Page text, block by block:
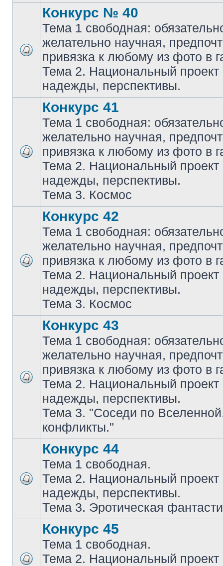
Конкурс № 40
Тема 1 свободная:
желательно научная,
привязка к любому из фото в
Тема 2. Национальный
надежды, перспективы.
Конкурс 41
Тема 1 свободная:
желательно научная,
привязка к любому из фото в
Тема 2. Национальный
надежды, перспективы.
Тема 3. Космос
Конкурс 42
Тема 1 свободная:
желательно научная,
привязка к любому из фото в
Тема 2. Национальный
надежды, перспективы.
Тема 3. Космос
Конкурс 43
Тема 1 свободная:
желательно научная,
привязка к любому из фото в
Тема 2. Национальный
надежды, перспективы.
Тема 3. "Соседи по
конфликты."
Конкурс 44
Тема 1 свободная.
Тема 2. Национальный
надежды, перспективы.
Тема 3. Эротическая
Конкурс 45
Тема 1 свободная.
Тема 2. Национальный